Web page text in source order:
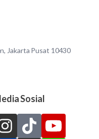
Jakarta Pusat 10430
Sosial